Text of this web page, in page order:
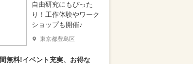
自由研究にもぴった
り！工作体験やワーク
ショップも開催♪
東京都豊島区
無料!イベント充実、お得な